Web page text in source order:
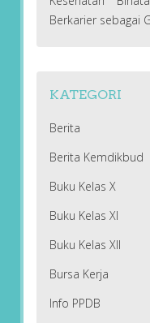
Berkarier sebagai
KATEGORI
Berita
Berita Kemdikbud
Buku Kelas X
Buku Kelas XI
Buku Kelas XII
Bursa Kerja
Info PPDB